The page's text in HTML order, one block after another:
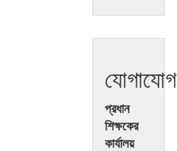
যোগাযোগ
প্রধান
শিক্ষকের
কার্যালয়